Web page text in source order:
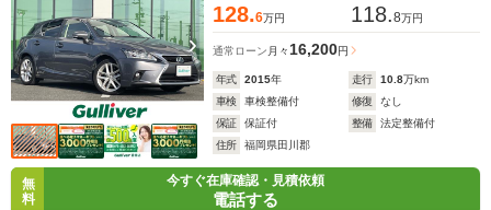
128.6万円 118.8万円
通常ローン 月々 16,200円
年式 2015年 走行 10.8万km
車検
車検整備付 修復
なし
保証
保証付 整備
法定整備付
住所
福岡県田川郡
無
料
今すぐ在庫確認・見積依頼
電話する